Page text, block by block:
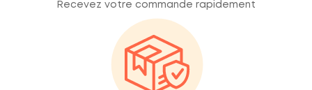
Recevez votre commande rapidement